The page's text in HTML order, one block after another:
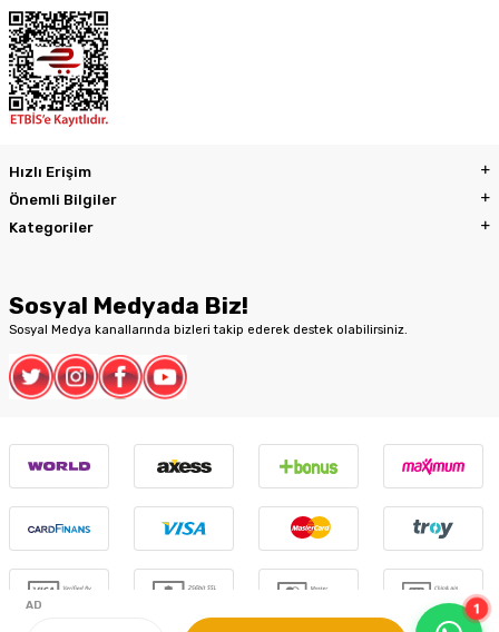
1
AD
Hızlı Erişim
Önemli Bilgiler
Kategoriler
Sosyal Medyada Biz!
Sosyal Medya kanallarında bizleri takip ederek destek olabilirsiniz.